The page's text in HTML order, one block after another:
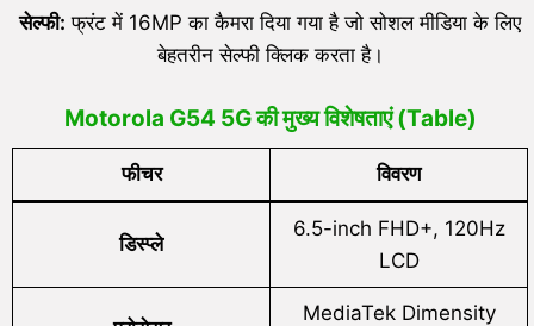
सेल्फी: फ्रंट में 16MP का कैमरा दिया गया है जो सोशल मीडिया के लिए
बेहतरीन सेल्फी क्लिक करता है।
Motorola G54 5G की मुख्य विशेषताएं (Table)
फीचर विवरण
डिस्प्ले
6.5-inch FHD+, 120Hz
LCD
MediaTek Dimensity